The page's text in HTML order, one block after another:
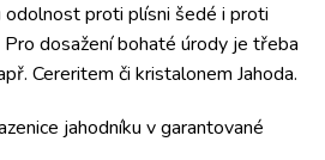
odolnost proti plísni šedé i proti
dosažení bohaté úrody je třeba
Cereritem či kristalonem Jahoda.
jahodníku v garantované